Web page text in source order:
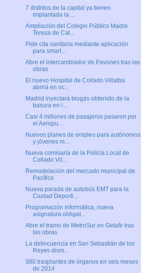
7 distritos de la capital ya tienen
implantada la ...
Ampliación del Colegio Público Madre
Teresa de Cal...
Pide cita sanitaria mediante aplicación
para smart...
Abre el intercambiador de Pavones tras las
obras
El nuevo Hospital de Collado Villalba
abrirá en oc...
Madrid inyectará biogás obtenido de la
basura en l...
Casi 4 millones de pasajeros pasaron por
el Aeropu...
Nuevos planes de empleo para autónomos
y jóvenes m...
Nueva comisaría de la Policía Local de
Collado Vil...
Remodelación del mercado municipal de
Pacífico
Nueva parada de autobús EMT para la
Ciudad Deporti...
Programación informática, nueva
asignatura obligat...
Abre el tramo de MetroSur en Getafe tras
las obras
La delincuencia en San Sebastián de los
Reyes dism...
380 trasplantes de órganos en seis meses
de 2014